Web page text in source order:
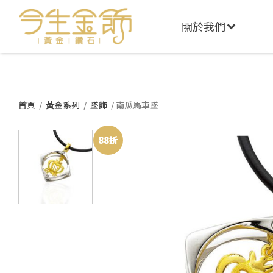
關於我們
首頁 / 黃金系列 / 墜飾 / 南瓜馬車墜
88折